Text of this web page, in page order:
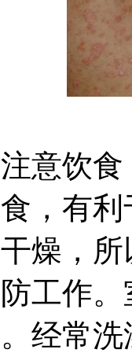
意饮
，有
燥，
工作
经常